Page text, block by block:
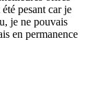
pesant car je
je ne pouvais
en permanence